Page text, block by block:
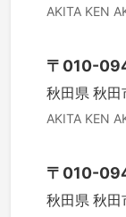
AKITA KEN
〒 010-
秋田県 秋田
AKITA KEN
〒 010-
秋田県 秋田